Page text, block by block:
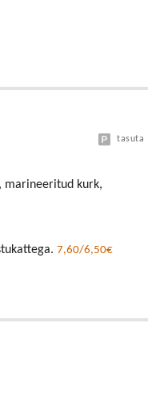
tasuta
marineeritud kurk,
7,60/6,50€